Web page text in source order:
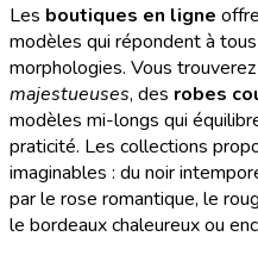
Les boutiques en ligne
modèles qui répondent à
morphologies. Vous
majestueuses, des robes
modèles mi-longs qui
praticité. Les collections
imaginables : du noir
par le rose romantique, le
le bordeaux chaleureux ou